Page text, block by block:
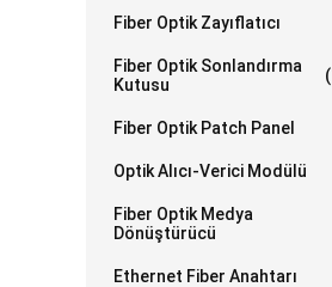
Fiber Optik Zayıflatıcı
Fiber Optik Sonlandırma
Kutusu
Fiber Optik Patch Panel
Optik Alıcı-Verici Modülü
Fiber Optik Medya
Dönüştürücü
Ethernet Fiber Anahtarı